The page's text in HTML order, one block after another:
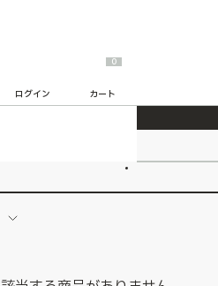
2026/7/23
ログイン
0
カート